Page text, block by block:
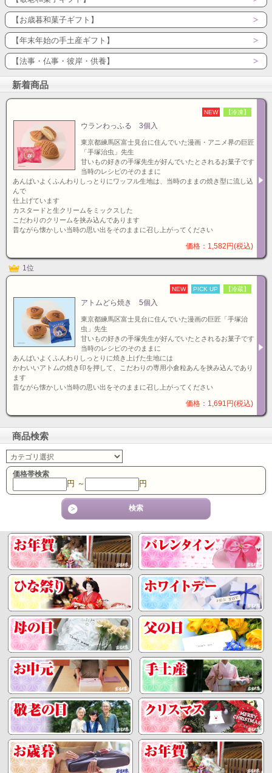
【お歳暮和菓子ギフト】
【年末年始の手土産ギフト】
【法事・仏事・彼岸・供養】
新着商品
NEW 【冷凍】
ウランわっふる 3個入
東京都練馬区富士見台に住んでいた漫画・アニメ界の巨匠
「手塚治虫」先生
甘いもの好きの手塚先生が好んでいたとされるお菓子です
当時のレシピのそのままに
あんばいよくふんわりしっとりにワッフル生地は、当時のままの焼き型に流し込
んで
仕上げています
カスタードと生クリームをミックスした
こだわりのクリームを挟み込んであります
昔ながら懐かしい当時の思い出をそのままに召し上がってください
価格：1,582円(税込)
1位
NEW PICK UP 【冷蔵】
アトムどら焼き 5個入
東京都練馬区富士見台に住んでいた漫画の巨匠「手塚治
虫」先生
甘いもの好きの手塚先生が好んでいたとされるお菓子です
当時のレシピのそのままに
あんばいよくふんわりしっとりに焼き上げた生地には
かわいいアトムの焼き印を押して、こだわりの専用小倉粒あんを挟み込んであり
ます
昔ながら懐かしい当時の思い出をそのままに召し上がってください
価格：1,691円(税込)
商品検索
価格帯検索
円 ～ 円